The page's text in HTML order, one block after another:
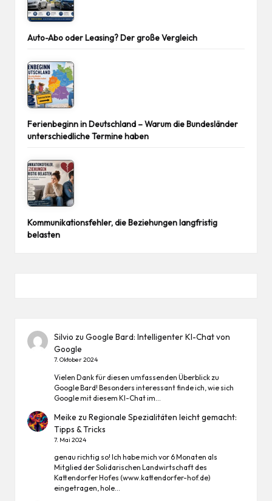
Auto-Abo oder Leasing? Der große Vergleich
Ferienbeginn in Deutschland – Warum die Bundesländer
unterschiedliche Termine haben
Kommunikationsfehler, die Beziehungen langfristig
belasten
Silvio zuGoogle Bard: Intelligenter KI-Chat von
Google
7. Oktober 2024
Vielen Dank für diesen umfassenden Überblick zu
Google Bard! Besonders interessant finde ich, wie sich
Google mit diesem KI-Chat im…
Meike zuRegionale Spezialitäten leicht gemacht:
Tipps & Tricks
7. Mai 2024
genau richtig so! Ich habe mich vor 6 Monaten als
Mitglied der Solidarischen Landwirtschaft des
Kattendorfer Hofes (www.kattendorfer-hof.de)
eingetragen, hole…